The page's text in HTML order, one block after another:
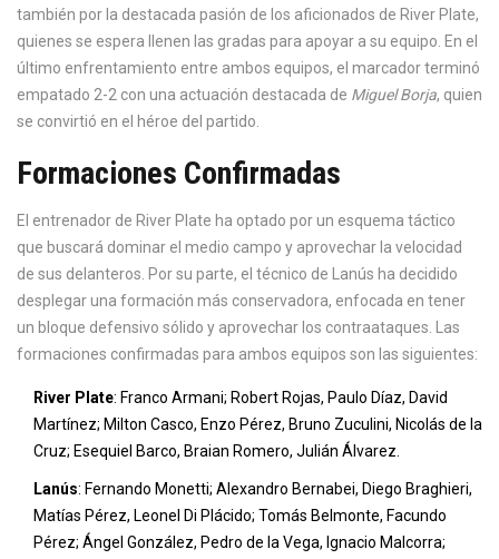
también por la destacada pasión de los aficionados de River Plate,
quienes se espera llenen las gradas para apoyar a su equipo. En el
último enfrentamiento entre ambos equipos, el marcador terminó
empatado 2-2 con una actuación destacada de Miguel Borja, quien
se convirtió en el héroe del partido.
Formaciones Confirmadas
El entrenador de River Plate ha optado por un esquema táctico
que buscará dominar el medio campo y aprovechar la velocidad
de sus delanteros. Por su parte, el técnico de Lanús ha decidido
desplegar una formación más conservadora, enfocada en tener
un bloque defensivo sólido y aprovechar los contraataques. Las
formaciones confirmadas para ambos equipos son las siguientes:
River Plate: Franco Armani; Robert Rojas, Paulo Díaz, David
Martínez; Milton Casco, Enzo Pérez, Bruno Zuculini, Nicolás de la
Cruz; Esequiel Barco, Braian Romero, Julián Álvarez.
Lanús: Fernando Monetti; Alexandro Bernabei, Diego Braghieri,
Matías Pérez, Leonel Di Plácido; Tomás Belmonte, Facundo
Pérez; Ángel González, Pedro de la Vega, Ignacio Malcorra;